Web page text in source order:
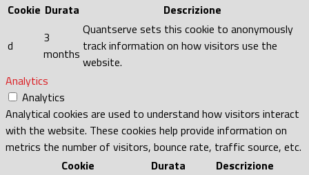
Cookie Durata Descrizione
d
3
months
Quantserve sets this cookie to anonymously
track information on how visitors use the
website.
Analytics
Analytics
Analytical cookies are used to understand how visitors interact
with the website. These cookies help provide information on
metrics the number of visitors, bounce rate, traffic source, etc.
Cookie
Durata Descrizione